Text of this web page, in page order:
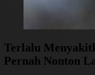
Terlalu
Pernah Nonton